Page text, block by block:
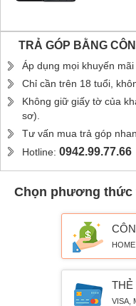
TRẢ GÓP BẰNG
Áp dụng mọi khuyến
Chỉ cần trên 18 tuổi,
Không giữ giấy tờ của
sơ).
Tư vấn mua trả góp
Hotline: 0942.99.77.66
Chọn phương thức
THẺ
VISA,